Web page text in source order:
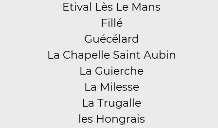
Etival Lès Le Mans
Fillé
Guécélard
La Chapelle Saint Aubin
La Guierche
La Milesse
La Trugalle
les Hongrais